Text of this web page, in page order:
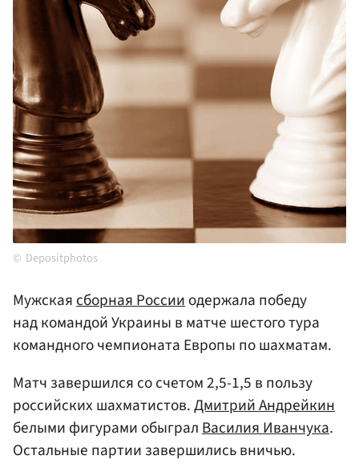
Depositphotos
Мужскаясборная Россииодержала победу
над командой Украины в матче шестого тура
командного чемпионата Европы по шахматам.
Матч завершился со счетом 2,5-1,5 в пользу
российских шахматистов.Дмитрий Андрейкин
белыми фигурами обыгралВасилия Иванчука.
Остальные партии завершились вничью.